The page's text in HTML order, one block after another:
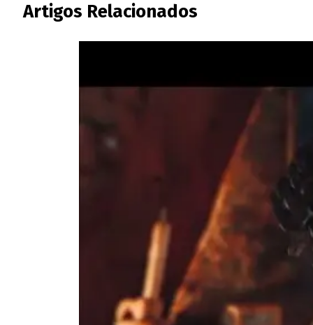
Artigos Relacionados